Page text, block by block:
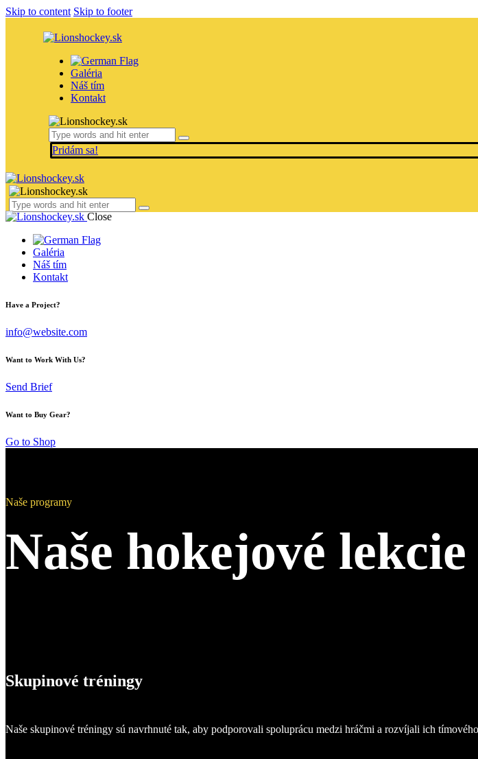
Skip to content Skip to footer
Galéria
Náš tím
Kontakt
Pridám sa!
Close
Galéria
Náš tím
Kontakt
Have a Project?
info@website.com
Want to Work With Us?
Send Brief
Want to Buy Gear?
Go to Shop
Naše programy
Naše hokejové lekcie
Skupinové tréningy
Naše skupinové tréningy sú navrhnuté tak, aby podporovali spoluprácu medzi hráčmi a rozvíjali ich